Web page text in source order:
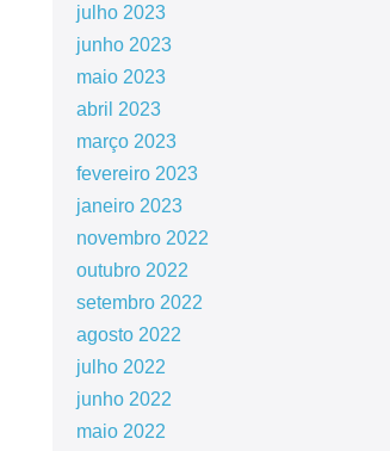
julho 2023
junho 2023
maio 2023
abril 2023
março 2023
fevereiro 2023
janeiro 2023
novembro 2022
outubro 2022
setembro 2022
agosto 2022
julho 2022
junho 2022
maio 2022